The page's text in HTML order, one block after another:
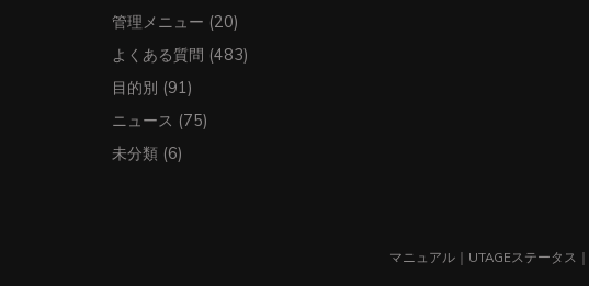
管理メニュー (20)
よくある質問 (483)
目的別 (91)
ニュース (75)
未分類 (6)
マニュアル ｜ UTAGEステータス ｜